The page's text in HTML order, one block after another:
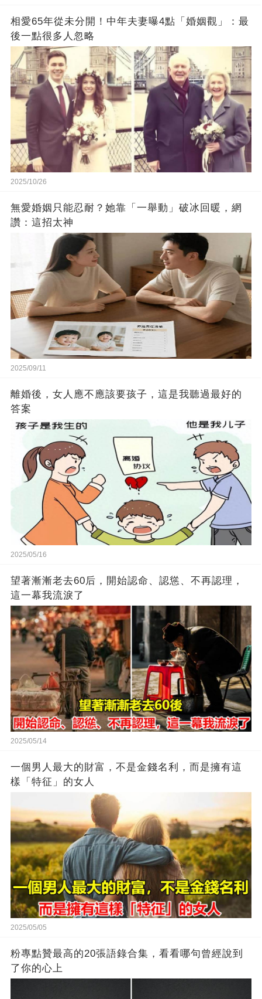
相愛65年從未分開！中年夫妻曝4點「婚姻觀」：最
後一點很多人忽略
2025/10/26
無愛婚姻只能忍耐？她靠「一舉動」破冰回暖，網
讚：這招太神
2025/09/11
離婚後，女人應不應該要孩子，這是我聽過最好的
答案
2025/05/16
望著漸漸老去60后，開始認命、認慫、不再認理，
這一幕我流淚了
2025/05/14
一個男人最大的財富，不是金錢名利，而是擁有這
樣「特征」的女人
2025/05/05
粉專點贊最高的20張語錄合集，看看哪句曾經說到
了你的心上